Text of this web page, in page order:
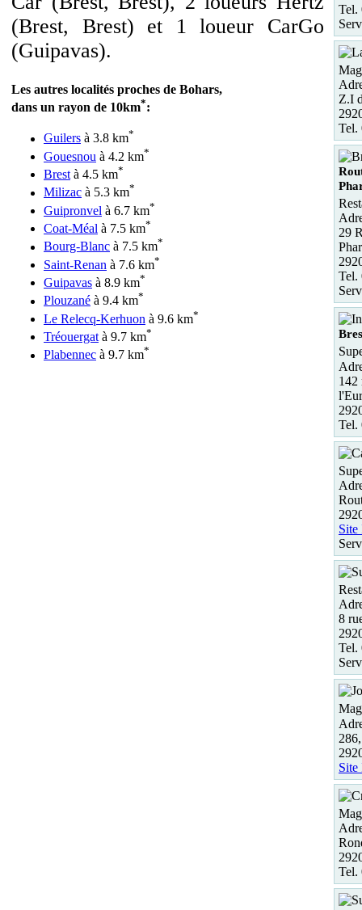
(Brest, Brest) et 1 loueur CarGo
(Guipavas).
Les autres localités proches de Bohars,
dans un rayon de 10km*:
Guilers à 3.8 km*
Gouesnou à 4.2 km*
Brest à 4.5 km*
Milizac à 5.3 km*
Guipronvel à 6.7 km*
Coat-Méal à 7.5 km*
Bourg-Blanc à 7.5 km*
Saint-Renan à 7.6 km*
Guipavas à 8.9 km*
Plouzané à 9.4 km*
Le Relecq-Kerhuon à 9.6 km*
Tréouergat à 9.7 km*
Plabennec à 9.7 km*
Tel.
Z.I
Tel.
29
Tel.
142
Tel.
Site
8
Tel.
Site
Tel.